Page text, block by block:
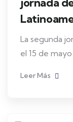
La segunda
el 15 de
Leer Más